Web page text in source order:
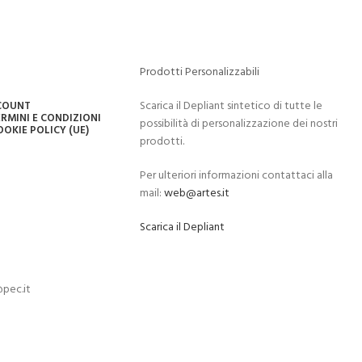
E CONDIZIONI
POLICY (UE)
Prodotti Personalizzabili
Scarica il Depliant sintetico di tutte le
possibilità di personalizzazione dei nostri
prodotti.
Per ulteriori informazioni contattaci alla
mail:web@artes.it
Scarica il Depliant